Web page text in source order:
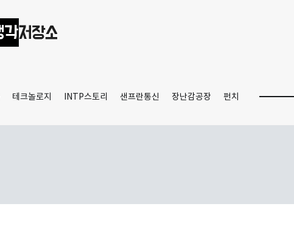
테크놀로지 INTP스토리 샌프란통신 장난감공장 펀치